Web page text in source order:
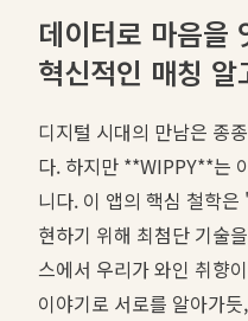
데이터로 마음을
혁신적인 매칭 알
디지털 시대의 만남은 종
다. 하지만 **WIPPY**는
니다. 이 앱의 핵심 철학
현하기 위해 최첨단 기술
스에서 우리가 와인 취향
이야기로 서로를 알아가